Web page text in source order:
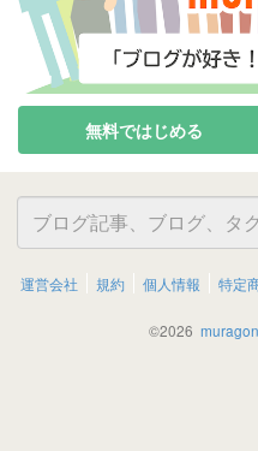
無料ではじめる
運営会社 規約 個人情報 特定
©2026